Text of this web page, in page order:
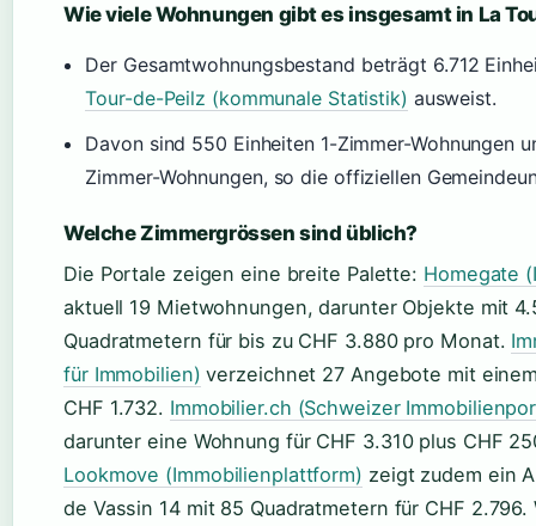
Wie viele Wohnungen gibt es insgesamt in La
Der Gesamtwohnungsbestand beträgt 6.712
Tour-de-Peilz (kommunale Statistik) ausweist.
Davon sind 550 Einheiten 1-Zimmer-Wohnungen
Zimmer-Wohnungen, so die offiziellen
Welche Zimmergrössen sind üblich?
Die Portale zeigen eine breite Palette: Homegate
aktuell 19 Mietwohnungen, darunter Objekte mit
Quadratmetern für bis zu CHF 3.880 pro Monat.
für Immobilien) verzeichnet 27 Angebote mit
CHF 1.732. Immobilier.ch (Schweizer
darunter eine Wohnung für CHF 3.310 plus CHF
Lookmove (Immobilienplattform) zeigt zudem ein
de Vassin 14 mit 85 Quadratmetern für CHF